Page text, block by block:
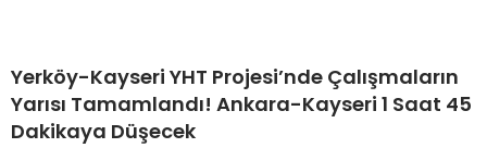
Yerköy-Kayseri YHT Projesi’nde Çalışmaların
Yarısı Tamamlandı! Ankara-Kayseri 1 Saat 45
Dakikaya Düşecek